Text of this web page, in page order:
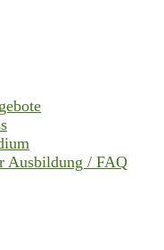
Ausbildung / FAQ